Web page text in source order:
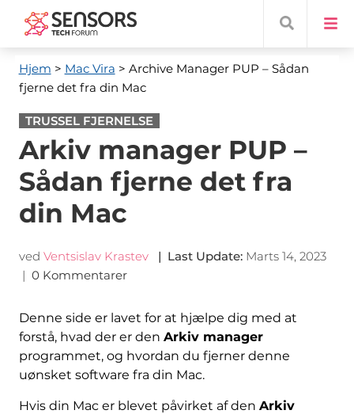
Hjem > Mac Vira > Archive Manager PUP – Sådan
fjerne det fra din Mac
TRUSSEL FJERNELSE
Arkiv manager PUP –
Sådan fjerne det fra
din Mac
ved Ventsislav Krastev | Last Update: Marts 14, 2023
| 0 Kommentarer
Denne side er lavet for at hjælpe dig med at
forstå, hvad der er den Arkiv manager
programmet, og hvordan du fjerner denne
uønsket software fra din Mac.
Hvis din Mac er blevet påvirket af den Arkiv